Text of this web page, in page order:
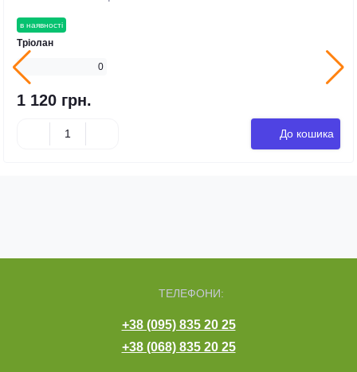
в наявності
Тріолан
0
1 120 грн.
До кошика
ТЕЛЕФОНИ:
+38 (095) 835 20 25
+38 (068) 835 20 25